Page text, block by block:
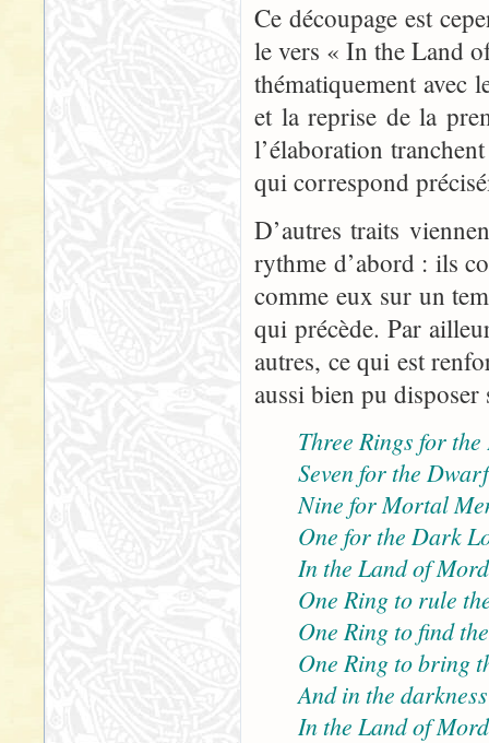
Ce découpage est
le vers « In the Land
thématiquement avec
et la reprise de la
l’élaboration
qui correspond
D’autres traits
rythme d’abord : ils
comme eux sur un
qui précède. Par
autres, ce qui est
aussi bien pu disposer
Three Rings for
Seven for the
Nine for Mortal
One for the Dark
In the Land of
One Ring to rule
One Ring to find
One Ring to bring
And in the
In the Land of